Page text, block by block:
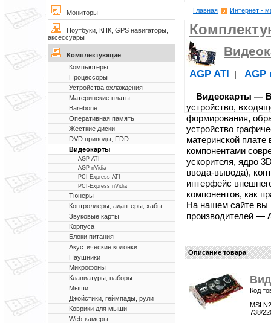
Мониторы
Ноутбуки, КПК, GPS навигаторы,
аксессуары
Комплектующие
Компьютеры
Процессоры
Устройства охлаждения
Материнские платы
Barebone
Оперативная память
Жесткие диски
DVD приводы, FDD
Видеокарты
AGP ATI
AGP nVidia
PCI-Express ATI
PCI-Express nVidia
Тюнеры
Контроллеры, адаптеры, хабы
Звуковые карты
Корпуса
Блоки питания
Акустические колонки
Наушники
Микрофоны
Клавиатуры, наборы
Мыши
Джойстики, геймпады, рули
Коврики для мыши
Web-камеры
Главная Интернет -
AGP ATI | AGP
Видеокарты —
устройство,
формирования,
устройство
материнской
компонентами
ускорителя, ядро
ввода-вывода),
интерфейс
компонентов, как
На нашем сайте
производителей —
Описание товара
Код
MSI
738/